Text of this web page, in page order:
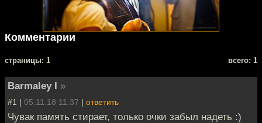
Комментарии
cтраницы: 1 всего: 1
Barmaley I »
#1 | 05.11.18 11:37 | ответить
Чувак память стирает, только очки забыл надеть :)